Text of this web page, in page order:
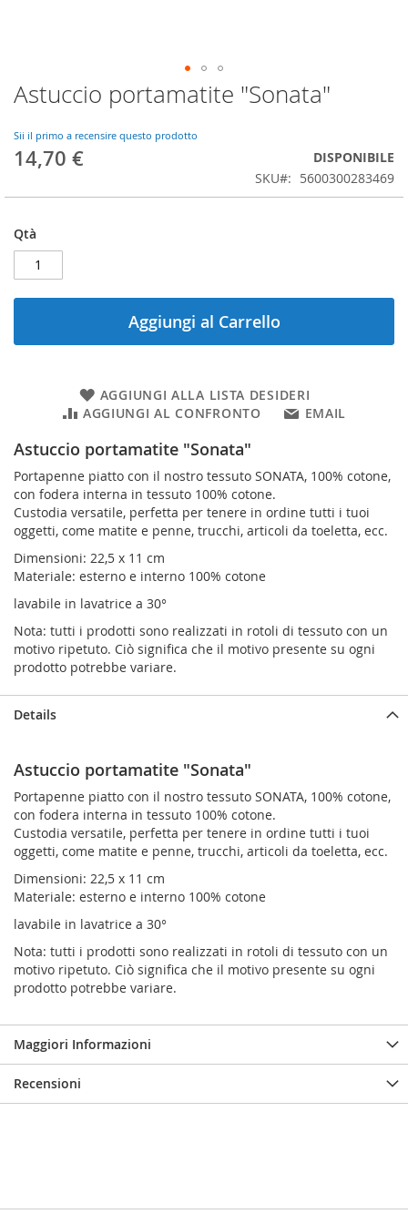
Vai
all'inizio
galleria
di
Astuccio portamatite "Sonata"
Sii il primo a recensire questo prodotto
14,70 €
DISPONIBILE
SKU
5600300283469
Qtà
Aggiungi al Carrello
AGGIUNGI ALLA LISTA DESIDERI
AGGIUNGI AL CONFRONTO
EMAIL
Astuccio portamatite "Sonata"
Portapenne piatto con il nostro tessuto SONATA, 100% cotone,
con fodera interna in tessuto 100% cotone.
Custodia versatile, perfetta per tenere in ordine tutti i tuoi
oggetti, come matite e penne, trucchi, articoli da toeletta, ecc.
Dimensioni: 22,5 x 11 cm
Materiale: esterno e interno 100% cotone
lavabile in lavatrice a 30°
Nota: tutti i prodotti sono realizzati in rotoli di tessuto con un
motivo ripetuto. Ciò significa che il motivo presente su ogni
prodotto potrebbe variare.
Details
Astuccio portamatite "Sonata"
Portapenne piatto con il nostro tessuto SONATA, 100% cotone,
con fodera interna in tessuto 100% cotone.
Custodia versatile, perfetta per tenere in ordine tutti i tuoi
oggetti, come matite e penne, trucchi, articoli da toeletta, ecc.
Dimensioni: 22,5 x 11 cm
Materiale: esterno e interno 100% cotone
lavabile in lavatrice a 30°
Nota: tutti i prodotti sono realizzati in rotoli di tessuto con un
motivo ripetuto. Ciò significa che il motivo presente su ogni
prodotto potrebbe variare.
Maggiori Informazioni
Recensioni